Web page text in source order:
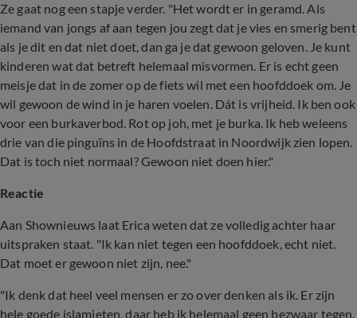
Ze gaat nog een stapje verder. "Het wordt er in geramd. Als
iemand van jongs af aan tegen jou zegt dat je vies en smerig bent
als je dit en dat niet doet, dan ga je dat gewoon geloven. Je kunt
kinderen wat dat betreft helemaal misvormen. Er is echt geen
meisje dat in de zomer op de fiets wil met een hoofddoek om. Je
wil gewoon de wind in je haren voelen. Dát is vrijheid. Ik ben ook
voor een burkaverbod. Rot op joh, met je burka. Ik heb weleens
drie van die pinguïns in de Hoofdstraat in Noordwijk zien lopen.
Dat is toch niet normaal? Gewoon niet doen hier."
Reactie
Aan Shownieuws laat Erica weten dat ze volledig achter haar
uitspraken staat. "Ik kan niet tegen een hoofddoek, echt niet.
Dat moet er gewoon niet zijn, nee."
"Ik denk dat heel veel mensen er zo over denken als ik. Er zijn
hele goede islamieten, daar heb ik helemaal geen bezwaar tegen.